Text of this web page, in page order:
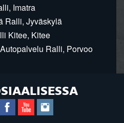
Imatra
Ralli, Jyväskylä
Kitee, Kitee
Ralli, Porvoo